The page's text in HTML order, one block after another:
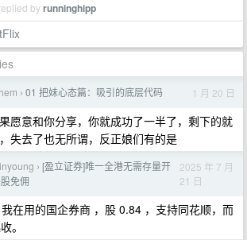
byrunninghipp
› 01 把妹心态篇：吸引的底层代码 1 月 20 日
愿意和你分享，你就成功了一半了，剩下的就
失去了也无所谓，反正娘们有的是
› [盈立证券]唯一全港无需存量开
免佣
2025 年 7 月
21 日
在用的国企券商 ，股 0.84 ，支持同花顺，而
。